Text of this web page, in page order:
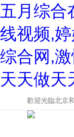
五月综合
线视频,
综合网,
天天做天
歡迎光臨北京